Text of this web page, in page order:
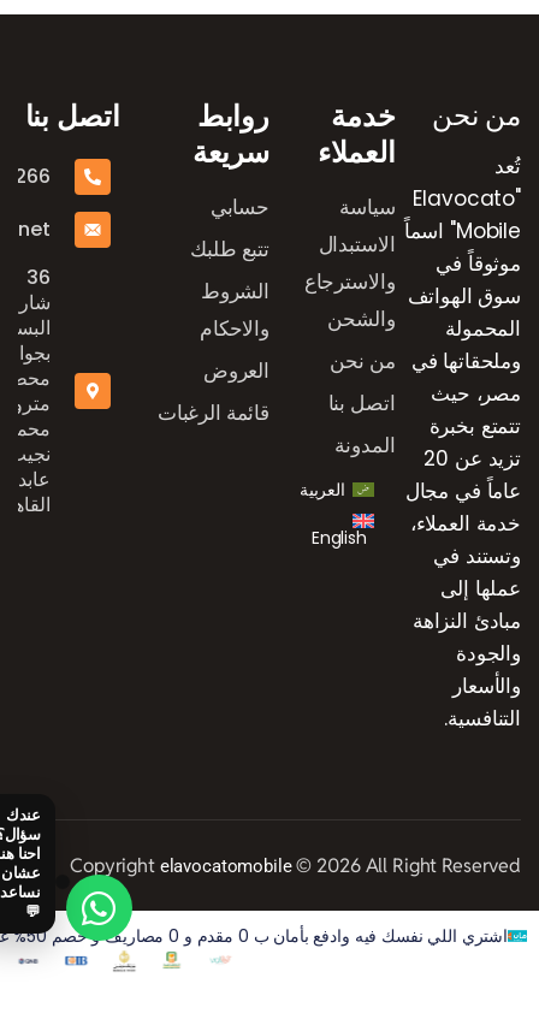
من نحن
تُعد
"Elavocato
Mobile" اسماً
موثوقاً في
سوق الهواتف
المحمولة
وملحقاتها في
مصر، حيث
تتمتع بخبرة
تزيد عن 20
عاماً في مجال
خدمة العملاء،
وتستند في
عملها إلى
مبادئ النزاهة
والجودة
والأسعار
التنافسية.
خدمة
العملاء
سياسة
الاستبدال
والاسترجاع
والشحن
من نحن
اتصل بنا
المدونة
العربية
English
روابط
سريعة
حسابي
تتبع طلبك
الشروط
والاحكام
العروض
قائمة الرغبات
اتصل بنا
36
شارع
بجوار
محطة
مترو
محمد
نجيب،
Copyright elavocatomobile© 2026 All Right Reserved
اشتري اللي نفسك فيه وادفع بأمان ب 0 مقدم و 0 مصاريف و خصم 50% على الفوايد